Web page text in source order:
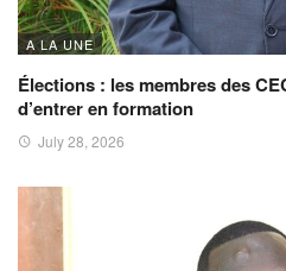
A LA UNE
Élections : les membres des
d’entrer en formation
July 28, 2026